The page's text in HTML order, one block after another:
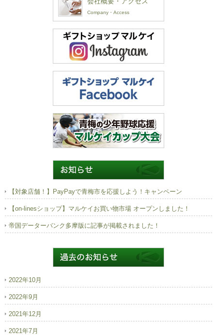
Company・Access
【対象店舗！】PayPayで青梅市を応援しよう！キャンペーン
【on-linesショップ】マルケイお買い物市場 オープンしました！
帝国データーバンク多摩版に記事が掲載されました！
2022年10月
2022年9月
2021年12月
2021年7月